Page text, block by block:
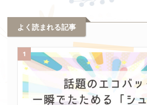
よく読まれる記事
1